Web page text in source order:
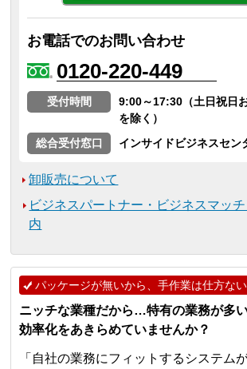
お電話でのお問い合わせ
0120-220-449
受付時間
9:00～17:30（土日祝日
を除く）
総合受付窓口
インサイドビジネスセン
卸販売について
ビジネスパートナー・ビジネスマッ
内
パッケージが無いから、手作業は仕方ない
ニッチな業種だから…特有の業務が
効率化をあきらめていませんか？
「自社の業務にフィットするシステム